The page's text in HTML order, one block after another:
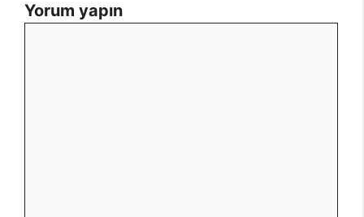
Yorum yapın